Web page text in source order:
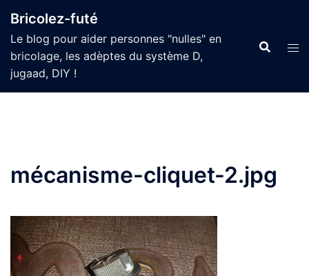
au
contenu
Bricolez-futé
Le blog pour aider personnes "nulles" en
bricolage, les adèptes du système D,
jugaad, DIY !
mécanisme-cliquet-2.jpg